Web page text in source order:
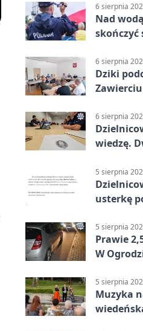
6 sierpnia
Nad
skończyć
6 sierpnia
Dziki
6 sierpnia
wiedzę.
5 sierpnia
usterkę
5 sierpnia
Prawie
W
5 sierpnia
Muzyka